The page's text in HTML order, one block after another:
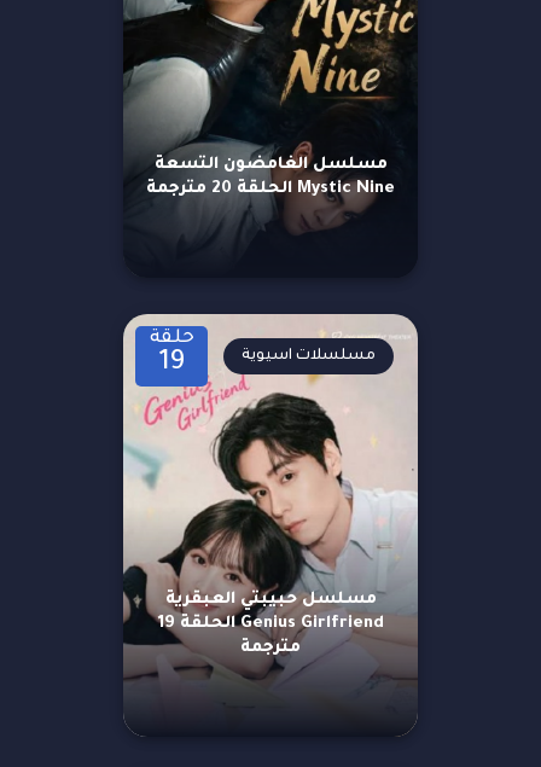
مسلسل الغامضون التسعة
Mystic Nine الحلقة 20 مترجمة
حلقة
19
مسلسل حبيبتي العبقرية
Genius Girlfriend الحلقة 19
مترجمة
مسلسلات اسيوية